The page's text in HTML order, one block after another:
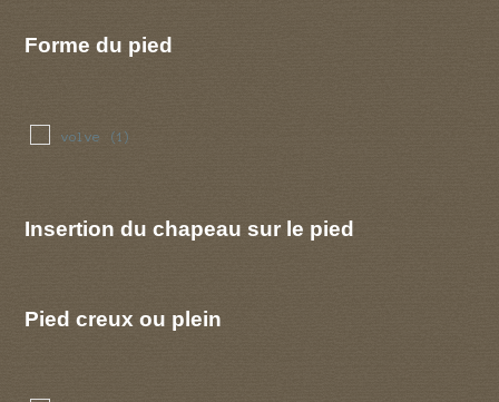
Forme du pied
volve (1)
Insertion du chapeau sur le pied
Pied creux ou plein